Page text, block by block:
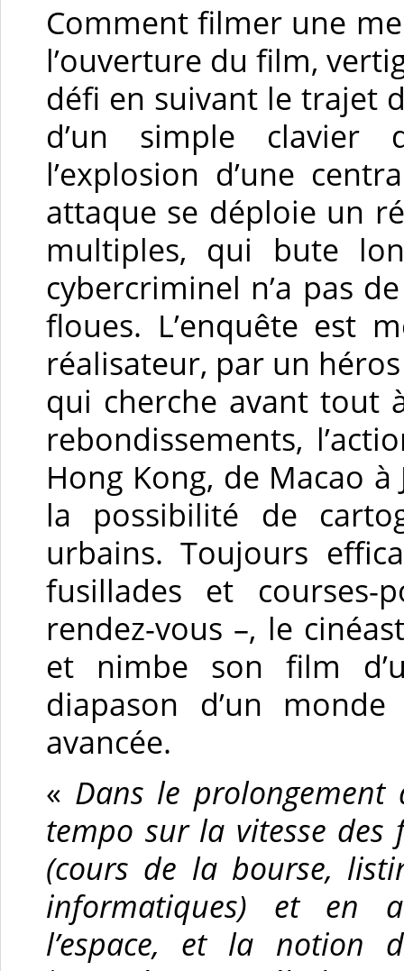
Comment filmer une
l’ouverture du film,
défi en suivant le trajet
d’un simple clavier
l’explosion d’une
attaque se déploie un
multiples, qui bute
cybercriminel n’a pas
floues. L’enquête est
réalisateur, par un
qui cherche avant tout
rebondissements,
Hong Kong, de Macao
la possibilité de
urbains. Toujours
fusillades et
rendez-vous –, le
et nimbe son film
diapason d’un
avancée.
« Dans le
tempo sur la vitesse des
(cours de la bourse,
informatiques) et en
l’espace, et la notion